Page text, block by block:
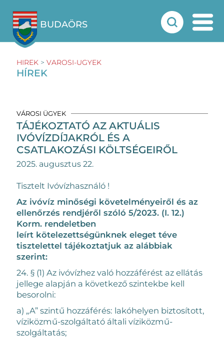
BUDAÖRS
HIREK > VAROSI-UGYEK
HÍREK
VÁROSI ÜGYEK
TÁJÉKOZTATÓ AZ AKTUÁLIS
IVÓVÍZDÍJAKRÓL ÉS A
CSATLAKOZÁSI KÖLTSÉGEIRŐL
2025. augusztus 22.
Tisztelt Ivóvízhasználó !
Az ivóvíz minőségi követelményeiről és az
ellenőrzés rendjéről szóló 5/2023. (I. 12.)
Korm. rendeletben
leírt kötelezettségünknek eleget téve
tisztelettel tájékoztatjuk az alábbiak
szerint:
24. § (1) Az ivóvízhez való hozzáférést az ellátás
jellege alapján a következő szintekbe kell
besorolni:
a) „A” szintű hozzáférés: lakóhelyen biztosított,
víziközmű-szolgáltató általi víziközmű-
szolgáltatás;